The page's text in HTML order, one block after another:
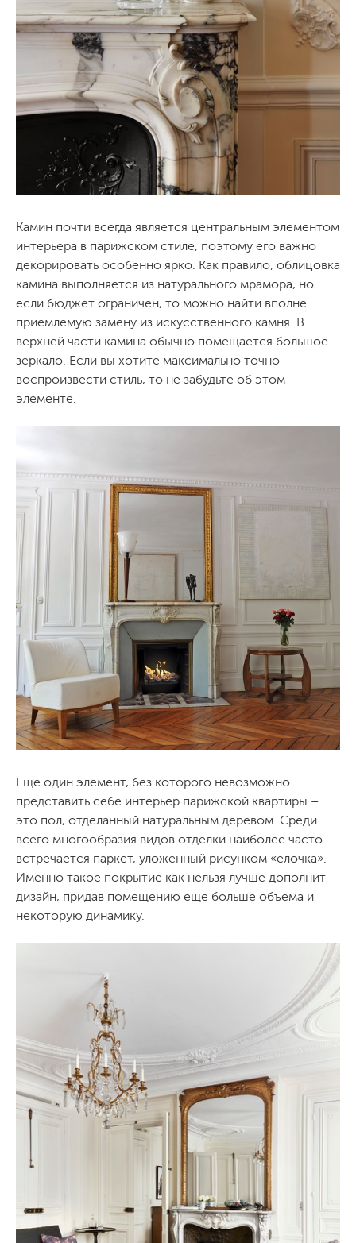
Камин почти всегда является центральным элементом
интерьера в парижском стиле, поэтому его важно
декорировать особенно ярко. Как правило, облицовка
камина выполняется из натурального мрамора, но
если бюджет ограничен, то можно найти вполне
приемлемую замену из искусственного камня. В
верхней части камина обычно помещается большое
зеркало. Если вы хотите максимально точно
воспроизвести стиль, то не забудьте об этом
элементе.
Еще один элемент, без которого невозможно
представить себе интерьер парижской квартиры –
это пол, отделанный натуральным деревом. Среди
всего многообразия видов отделки наиболее часто
встречается паркет, уложенный рисунком «елочка».
Именно такое покрытие как нельзя лучше дополнит
дизайн, придав помещению еще больше объема и
некоторую динамику.